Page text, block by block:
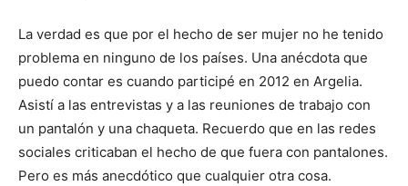
La verdad es que por el hecho de ser mujer no he tenido
problema en ninguno de los países. Una anécdota que
puedo contar es cuando participé en 2012 en Argelia.
Asistí a las entrevistas y a las reuniones de trabajo con
un pantalón y una chaqueta. Recuerdo que en las redes
sociales criticaban el hecho de que fuera con pantalones.
Pero es más anecdótico que cualquier otra cosa.